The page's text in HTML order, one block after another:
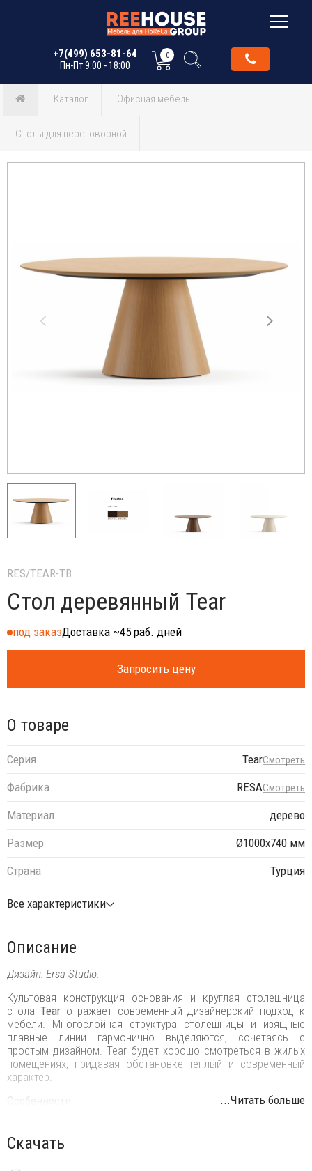
+7(499) 653-81-64
Пн-Пт 9:00 - 18:00
0
Каталог Офисная мебель
Столы для переговорной
RES/TEAR-TB
Стол деревянный Tear
под заказДоставка ~45 раб. дней
Запросить цену
О товаре
Серия TearСмотреть
Фабрика RESAСмотреть
Материал
дерево
Размер
Ø1000х740 мм
Страна
Турция
Все характеристики
Описание
Дизайн: Ersa Studio.
Культовая конструкция основания и круглая столешница
стола Tearотражает современный дизайнерский подход к
мебели. Многослойная структура столешницы и изящные
плавные линии гармонично выделяются, сочетаясь с
простым дизайном. Tear будет хорошо смотреться в жилых
помещениях, придавая обстановке теплый и современный
характер.
Особенности:
Основание конической формы.
...Читать больше
Скачать